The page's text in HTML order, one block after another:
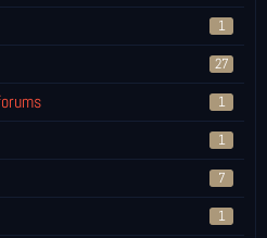
1
27
1
1
7
1